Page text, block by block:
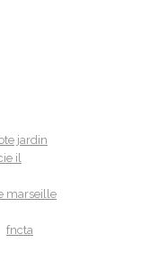
jardin
il
marseille
fncta